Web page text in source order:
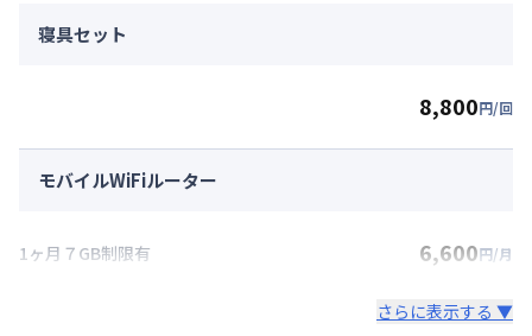
寝具セット
8,800円/回
モバイルWiFiルーター
1ヶ月７GB制限有 6,600円/月
さらに表示する ▼